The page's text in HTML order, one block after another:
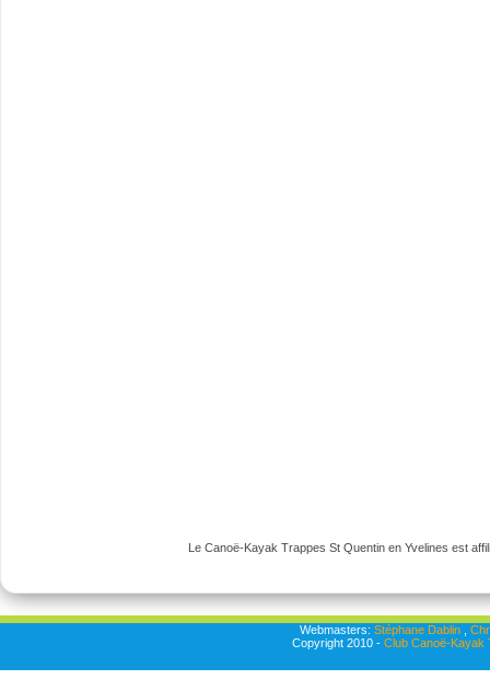
Le Canoë-Kayak Trappes St Quentin en Yvelines est
Webmasters: Stéphane Dablin,
Copyright 2010 - Club Canoë-Kayak